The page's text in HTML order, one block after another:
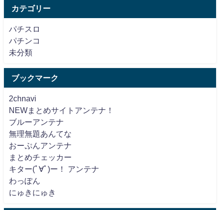
カテゴリー
パチスロ
パチンコ
未分類
ブックマーク
2chnavi
NEWまとめサイトアンテナ！
ブルーアンテナ
無理無題あんてな
おーぷんアンテナ
まとめチェッカー
キター(ﾟ∀ﾟ)ー！ アンテナ
わっぽん
にゅきにゅき